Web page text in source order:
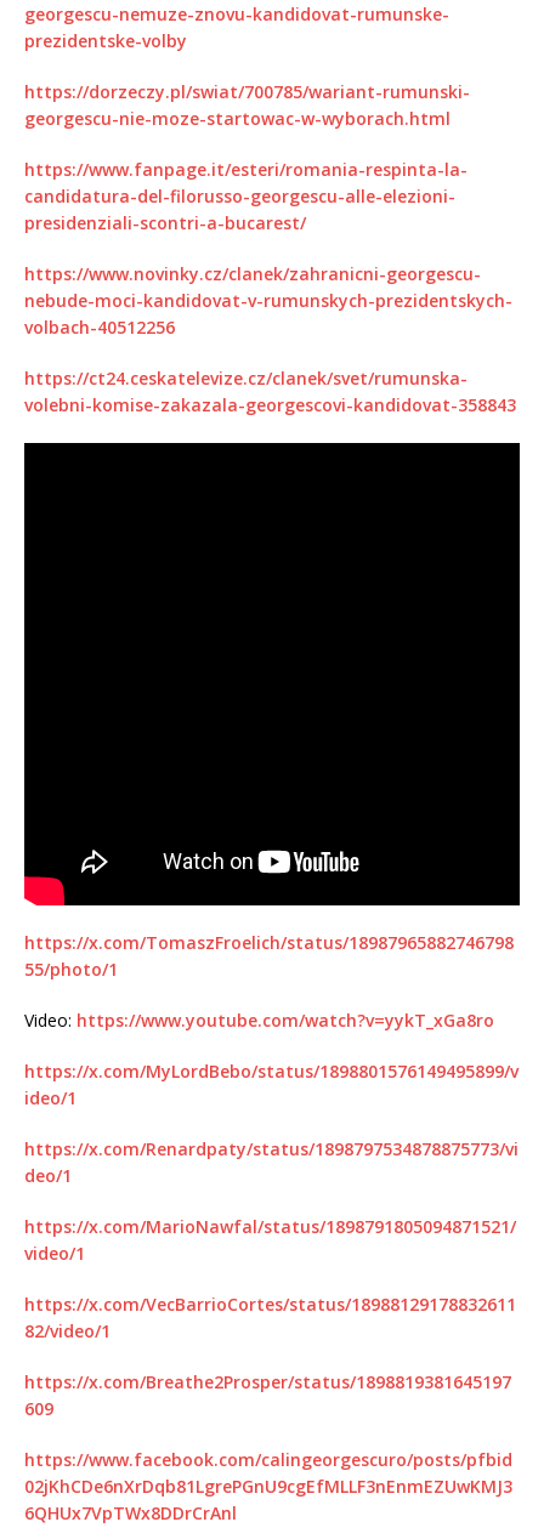
georgescu-nemuze-znovu-kandidovat-rumunske-
prezidentske-volby
https://dorzeczy.pl/swiat/700785/wariant-rumunski-
georgescu-nie-moze-startowac-w-wyborach.html
https://www.fanpage.it/esteri/romania-respinta-la-
candidatura-del-filorusso-georgescu-alle-elezioni-
presidenziali-scontri-a-bucarest/
https://www.novinky.cz/clanek/zahranicni-georgescu-
nebude-moci-kandidovat-v-rumunskych-prezidentskych-
volbach-40512256
https://ct24.ceskatelevize.cz/clanek/svet/rumunska-
volebni-komise-zakazala-georgescovi-kandidovat-358843
https://x.com/TomaszFroelich/status/18987965882746798
55/photo/1
Video: https://www.youtube.com/watch?v=yykT_xGa8ro
https://x.com/MyLordBebo/status/1898801576149495899/v
ideo/1
https://x.com/Renardpaty/status/1898797534878875773/vi
deo/1
https://x.com/MarioNawfal/status/1898791805094871521/
video/1
https://x.com/VecBarrioCortes/status/18988129178832611
82/video/1
https://x.com/Breathe2Prosper/status/1898819381645197
609
https://www.facebook.com/calingeorgescuro/posts/pfbid
02jKhCDe6nXrDqb81LgrePGnU9cgEfMLLF3nEnmEZUwKMJ3
6QHUx7VpTWx8DDrCrAnl